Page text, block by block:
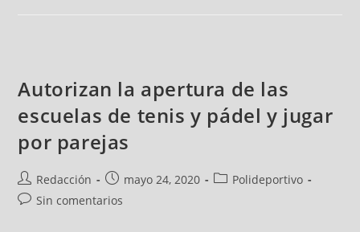
Autorizan la apertura de las
escuelas de tenis y pádel y jugar
por parejas
Redacción mayo 24, 2020
Polideportivo
Sin comentarios